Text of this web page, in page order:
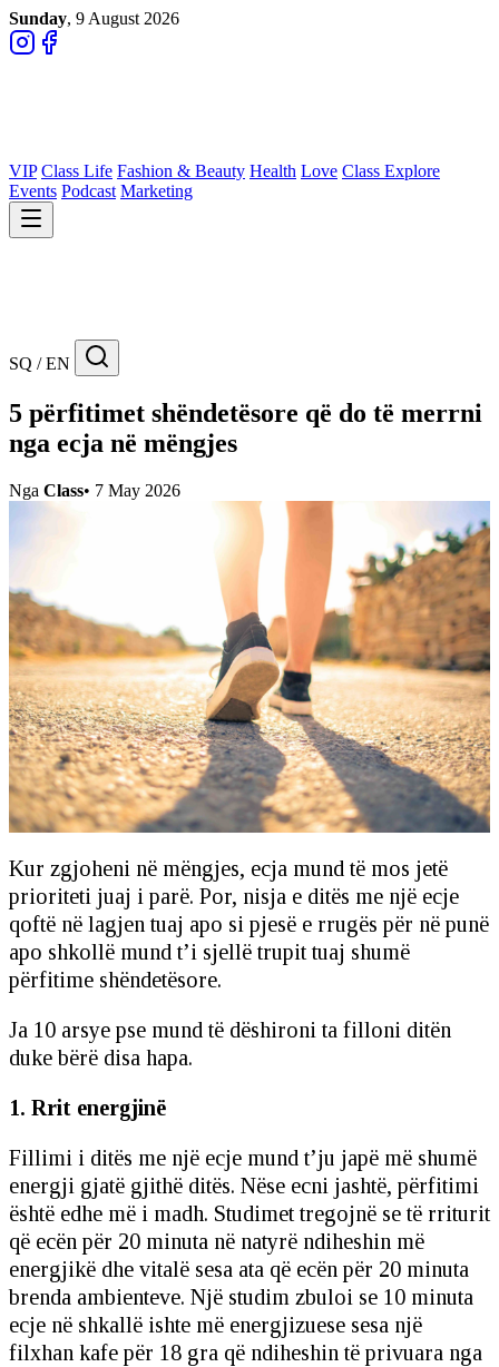
Sunday, 9 August 2026
VIP Class Life Fashion & Beauty Health Love Class Explore
Events Podcast Marketing
SQ / EN
5 përfitimet shëndetësore që do të merrni
nga ecja në mëngjes
Nga Class• 7 May 2026
Kur zgjoheni në mëngjes, ecja mund të mos jetë
prioriteti juaj i parë. Por, nisja e ditës me një ecje
qoftë në lagjen tuaj apo si pjesë e rrugës për në punë
apo shkollë mund t’i sjellë trupit tuaj shumë
përfitime shëndetësore.
Ja 10 arsye pse mund të dëshironi ta filloni ditën
duke bërë disa hapa.
1. Rrit energjinë
Fillimi i ditës me një ecje mund t’ju japë më shumë
energji gjatë gjithë ditës. Nëse ecni jashtë, përfitimi
është edhe më i madh. Studimet tregojnë se të rriturit
që ecën për 20 minuta në natyrë ndiheshin më
energjikë dhe vitalë sesa ata që ecën për 20 minuta
brenda ambienteve. Një studim zbuloi se 10 minuta
ecje në shkallë ishte më energjizuese sesa një
filxhan kafe për 18 gra që ndiheshin të privuara nga